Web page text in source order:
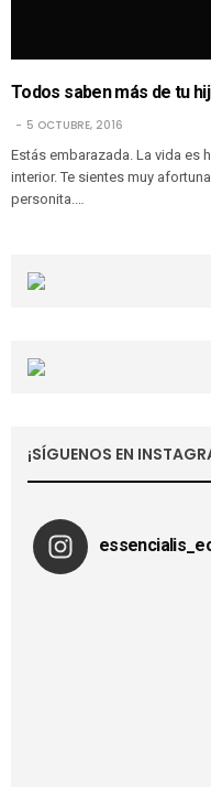
Todos saben más de tu
5 OCTUBRE, 2016
Estás embarazada. La vida es
interior. Te sientes muy
personita.…
¡SÍGUENOS EN